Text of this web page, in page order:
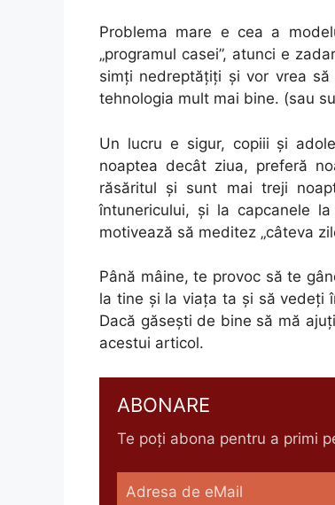
Problema mare e cea a
„programul casei”, atunci e
simți nedreptățiți și vor vrea
tehnologia mult mai bine. (sau
Un lucru e sigur, copiii și
noaptea decât ziua, preferă
răsăritul și sunt mai treji
întunericului, și la capcanele
motivează să meditez „câteva
Până mâine, te provoc să te
la tine și la viața ta și să vedeți
Dacă găsești de bine să mă
acestui articol.
ABONARE
Te poți abona pentru a primi